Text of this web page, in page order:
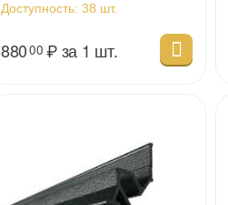
Доступность: 38 шт.
88000 ₽за 1 шт.